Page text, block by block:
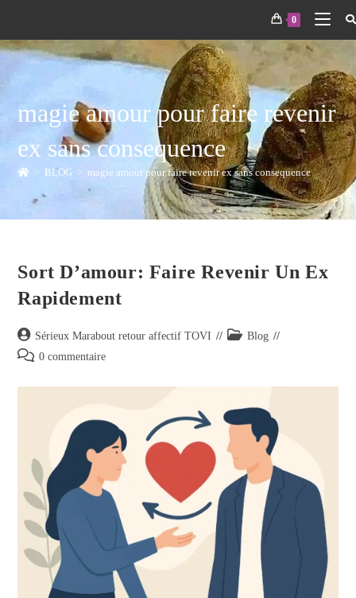
0
magie amour pour faire revenir
ex sans consequence
> BLOG > magie amour pour faire revenir ex sans consequence
Sort D’amour: Faire Revenir Un Ex
Rapidement
Sérieux Marabout retour affectif TOVI
Blog
0 commentaire